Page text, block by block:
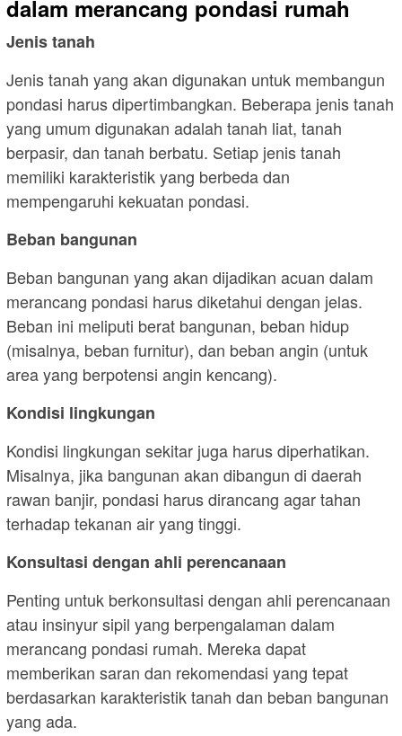
dalam merancang pondasi rumah
Jenis tanah
Jenis tanah yang akan digunakan untuk membangun
pondasi harus dipertimbangkan. Beberapa jenis tanah
yang umum digunakan adalah tanah liat, tanah
berpasir, dan tanah berbatu. Setiap jenis tanah
memiliki karakteristik yang berbeda dan
mempengaruhi kekuatan pondasi.
Beban bangunan
Beban bangunan yang akan dijadikan acuan dalam
merancang pondasi harus diketahui dengan jelas.
Beban ini meliputi berat bangunan, beban hidup
(misalnya, beban furnitur), dan beban angin (untuk
area yang berpotensi angin kencang).
Kondisi lingkungan
Kondisi lingkungan sekitar juga harus diperhatikan.
Misalnya, jika bangunan akan dibangun di daerah
rawan banjir, pondasi harus dirancang agar tahan
terhadap tekanan air yang tinggi.
Konsultasi dengan ahli perencanaan
Penting untuk berkonsultasi dengan ahli perencanaan
atau insinyur sipil yang berpengalaman dalam
merancang pondasi rumah. Mereka dapat
memberikan saran dan rekomendasi yang tepat
berdasarkan karakteristik tanah dan beban bangunan
yang ada.